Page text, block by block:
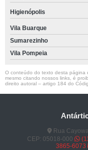
Higienópolis
Vila Buarque
Sumarezinho
Vila Pompeia
O conteúdo do texto desta página
mesmo citando nossos links, é
direito autoral – artigo 184 do
Rua
CEP: 05018-000
3865-6073